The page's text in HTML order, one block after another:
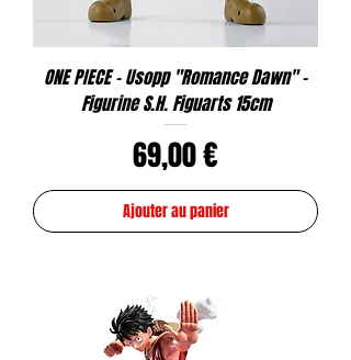
ONE PIECE - Usopp "Romance Dawn" -
Figurine S.H. Figuarts 15cm
Prix
69,00 €
Ajouter au panier